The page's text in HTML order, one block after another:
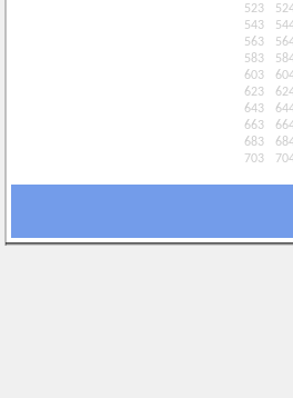
523
543
563
583
603
623
643
663
683
703